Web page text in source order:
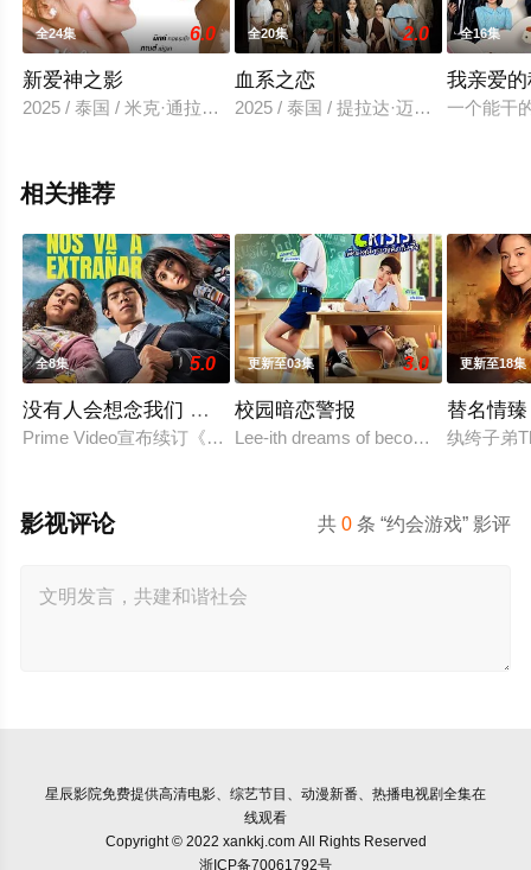
全24集 6.0
新爱神之影
2025 / 泰国 / 米克·通拉亚,娜塔查·查扬卡浓,卡宁·普特玛南
全20集 2.0
血系之恋
2025 / 泰国 / 提拉达·迈特瓦拉育,耶
全16集
我亲爱
一个能干
相关推荐
全8集 5.0
没有人会想念我们 第二季
Prime Video宣布续订《没有人会想念我们》第二季。
更新至03集 3.0
校园暗恋警报
Lee-ith dreams of becoming a cool
更新至18集
替名情臻
纨绔子弟
共0 条 “约会游戏” 影评
影视评论
星辰影院免费提供高清电影、综艺节目、动漫新番、热播电视剧全集在
线观看
Copyright © 2022 xankkj.com All Rights Reserved
浙ICP备70061792号